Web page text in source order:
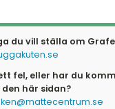
du vill ställa om
fel, eller har du
här sidan?